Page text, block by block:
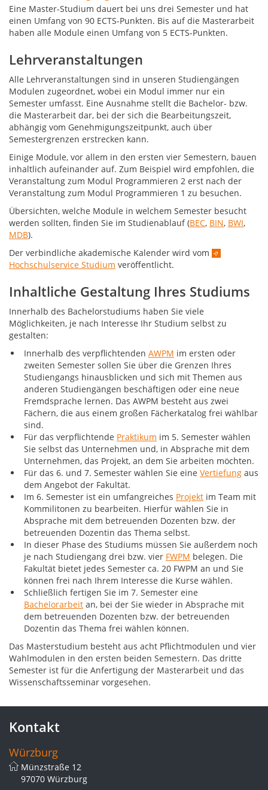
Eine Master-Studium dauert bei uns drei Semester und hat
einen Umfang von 90 ECTS-Punkten. Bis auf die Masterarbeit
haben alle Module einen Umfang von 5 ECTS-Punkten.
Lehrveranstaltungen
Alle Lehrveranstaltungen sind in unseren Studiengängen
Modulen zugeordnet, wobei ein Modul immer nur ein
Semester umfasst. Eine Ausnahme stellt die Bachelor- bzw.
die Masterarbeit dar, bei der sich die Bearbeitungszeit,
abhängig vom Genehmigungszeitpunkt, auch über
Semestergrenzen erstrecken kann.
Einige Module, vor allem in den ersten vier Semestern, bauen
inhaltlich aufeinander auf. Zum Beispiel wird empfohlen, die
Veranstaltung zum Modul Programmieren 2 erst nach der
Veranstaltung zum Modul Programmieren 1 zu besuchen.
Übersichten, welche Module in welchem Semester besucht
werden sollten, finden Sie im Studienablauf (BEC, BIN, BWI,
MDB).
Der verbindliche akademische Kalender wird vom
Hochschulservice Studium veröffentlicht.
Inhaltliche Gestaltung Ihres Studiums
Innerhalb des Bachelorstudiums haben Sie viele
Möglichkeiten, je nach Interesse Ihr Studium selbst zu
gestalten:
Innerhalb des verpflichtenden AWPM im ersten oder
zweiten Semester sollen Sie über die Grenzen Ihres
Studiengangs hinausblicken und sich mit Themen aus
anderen Studiengängen beschäftigen oder eine neue
Fremdsprache lernen. Das AWPM besteht aus zwei
Fächern, die aus einem großen Fächerkatalog frei wählbar
sind.
Für das verpflichtende Praktikum im 5. Semester wählen
Sie selbst das Unternehmen und, in Absprache mit dem
Unternehmen, das Projekt, an dem Sie arbeiten möchten.
Für das 6. und 7. Semester wählen Sie eine Vertiefung aus
dem Angebot der Fakultät.
Im 6. Semester ist ein umfangreiches Projekt im Team mit
Kommilitonen zu bearbeiten. Hierfür wählen Sie in
Absprache mit dem betreuenden Dozenten bzw. der
betreuenden Dozentin das Thema selbst.
In dieser Phase des Studiums müssen Sie außerdem noch
je nach Studiengang drei bzw. vier FWPM belegen. Die
Fakultät bietet jedes Semester ca. 20 FWPM an und Sie
können frei nach Ihrem Interesse die Kurse wählen.
Schließlich fertigen Sie im 7. Semester eine
Bachelorarbeit an, bei der Sie wieder in Absprache mit
dem betreuenden Dozenten bzw. der betreuenden
Dozentin das Thema frei wählen können.
Das Masterstudium besteht aus acht Pflichtmodulen und vier
Wahlmodulen in den ersten beiden Semestern. Das dritte
Semester ist für die Anfertigung der Masterarbeit und das
Wissenschaftsseminar vorgesehen.
Kontakt
Würzburg
Münzstraße 12
97070 Würzburg